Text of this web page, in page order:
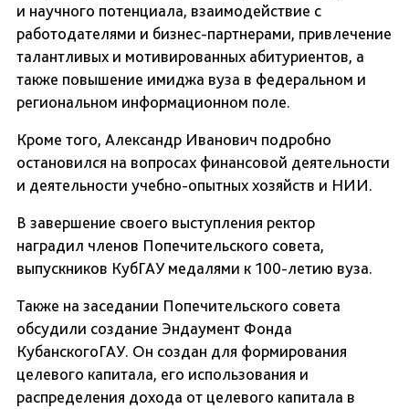
и научного потенциала, взаимодействие с
работодателями и бизнес-партнерами, привлечение
талантливых и мотивированных абитуриентов, а
также повышение имиджа вуза в федеральном и
региональном информационном поле.
Кроме того, Александр Иванович подробно
остановился на вопросах финансовой деятельности
и деятельности учебно-опытных хозяйств и НИИ.
В завершение своего выступления ректор
наградил членов Попечительского совета,
выпускников КубГАУ медалями к 100-летию вуза.
Также на заседании Попечительского совета
обсудили создание Эндаумент Фонда
КубанскогоГАУ. Он создан для формирования
целевого капитала, его использования и
распределения дохода от целевого капитала в